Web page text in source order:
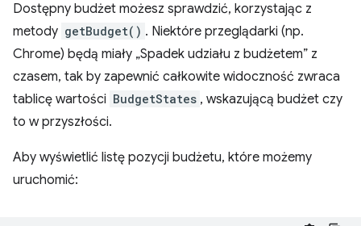
Dostępny budżet możesz sprawdzić, korzystając z
metody getBudget() . Niektóre przeglądarki (np.
Chrome) będą miały „Spadek udziału z budżetem” z
czasem, tak by zapewnić całkowite widoczność zwraca
tablicę wartości BudgetStates , wskazującą budżet czy
to w przyszłości.
Aby wyświetlić listę pozycji budżetu, które możemy
uruchomić: